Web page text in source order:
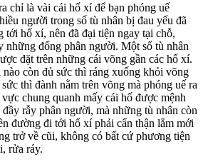
chỉ là vài cái hố xí để bạn phóng uế
người trong số tù nhân bị đau yếu đã
tới hố xí, nên đã đại tiện ngay tại chỗ,
những đống phân người. Một số tù nhân
đặt trên những cái võng gần các hố xí.
còn đủ sức thì ráng xuống khỏi võng
thì đành nằm trên võng mà phóng uế ra
chung quanh mấy cái hố được mệnh
đầy rẫy phân người, mà những tù nhân còn
đường đi tới hố xí phải cẩn thận lắm mới
trở về cũi, không có bất cứ phương tiện
rửa ráy.